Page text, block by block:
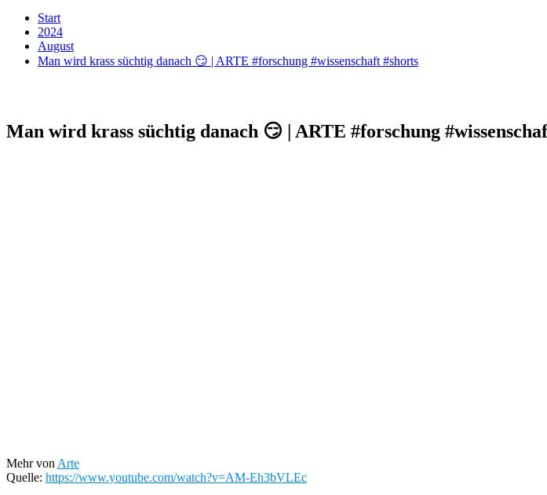
Start
2024
August
Man wird krass süchtig danach 😏 | ARTE #forschung #wissenschaft #shorts
Man wird krass süchtig danach 😏 | ARTE #forschung
Mehr von Arte
Quelle: https://www.youtube.com/watch?v=AM-Eh3bVLEc